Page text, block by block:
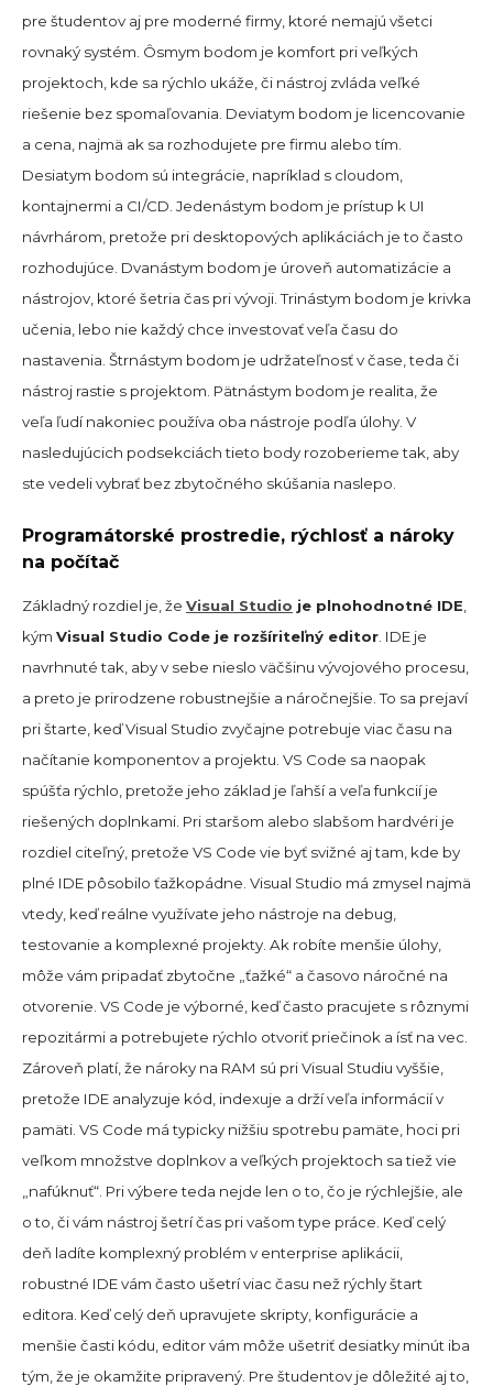
pre študentov aj pre moderné firmy, ktoré nemajú všetci
rovnaký systém. Ôsmym bodom je komfort pri veľkých
projektoch, kde sa rýchlo ukáže, či nástroj zvláda veľké
riešenie bez spomaľovania. Deviatym bodom je licencovanie
a cena, najmä ak sa rozhodujete pre firmu alebo tím.
Desiatym bodom sú integrácie, napríklad s cloudom,
kontajnermi a CI/CD. Jedenástym bodom je prístup k UI
návrhárom, pretože pri desktopových aplikáciách je to často
rozhodujúce. Dvanástym bodom je úroveň automatizácie a
nástrojov, ktoré šetria čas pri vývoji. Trinástym bodom je krivka
učenia, lebo nie každý chce investovať veľa času do
nastavenia. Štrnástym bodom je udržateľnosť v čase, teda či
nástroj rastie s projektom. Pätnástym bodom je realita, že
veľa ľudí nakoniec používa oba nástroje podľa úlohy. V
nasledujúcich podsekciách tieto body rozoberieme tak, aby
ste vedeli vybrať bez zbytočného skúšania naslepo.
Programátorské prostredie, rýchlosť a nároky
na počítač
Základný rozdiel je, že Visual Studio je plnohodnotné IDE
kým Visual Studio Code je rozšíriteľný editor . IDE je
navrhnuté tak, aby v sebe nieslo väčšinu vývojového procesu,
a preto je prirodzene robustnejšie a náročnejšie. To sa prejaví
pri štarte, keď Visual Studio zvyčajne potrebuje viac času na
načítanie komponentov a projektu. VS Code sa naopak
spúšťa rýchlo, pretože jeho základ je ľahší a veľa funkcií je
riešených doplnkami. Pri staršom alebo slabšom hardvéri je
rozdiel citeľný, pretože VS Code vie byť svižné aj tam, kde by
plné IDE pôsobilo ťažkopádne. Visual Studio má zmysel najmä
vtedy, keď reálne využívate jeho nástroje na debug,
testovanie a komplexné projekty. Ak robíte menšie úlohy,
môže vám pripadať zbytočne „ťažké“ a časovo náročné na
otvorenie. VS Code je výborné, keď často pracujete s rôznymi
repozitármi a potrebujete rýchlo otvoriť priečinok a ísť na vec.
Zároveň platí, že nároky na RAM sú pri Visual Studiu vyššie,
pretože IDE analyzuje kód, indexuje a drží veľa informácií v
pamäti. VS Code má typicky nižšiu spotrebu pamäte, hoci pri
veľkom množstve doplnkov a veľkých projektoch sa tiež vie
„nafúknuť“. Pri výbere teda nejde len o to, čo je rýchlejšie, ale
o to, či vám nástroj šetrí čas pri vašom type práce. Keď celý
deň ladíte komplexný problém v enterprise aplikácii,
robustné IDE vám často ušetrí viac času než rýchly štart
editora. Keď celý deň upravujete skripty, konfigurácie a
menšie časti kódu, editor vám môže ušetriť desiatky minút iba
tým, že je okamžite pripravený. Pre študentov je dôležité aj to,